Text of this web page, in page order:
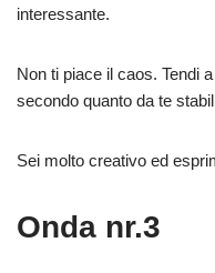
interessante.
Non ti piace il caos. Tendi
secondo quanto da te
Sei molto creativo ed
Onda nr.3